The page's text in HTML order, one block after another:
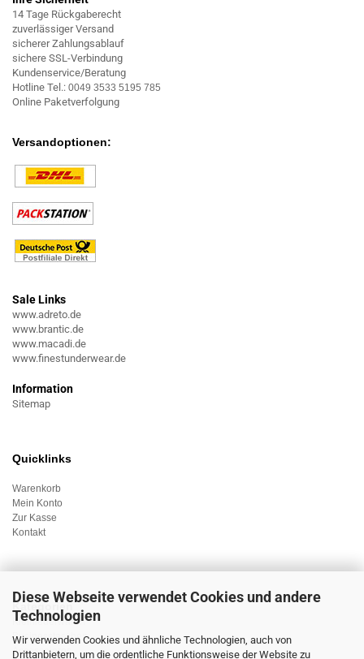
Diese Webseite verwendet Cookies und andere
Technologien
Wir verwenden Cookies und ähnliche Technologien, auch von
Drittanbietern, um die ordentliche Funktionsweise der Website zu
14 Tage Rückgaberecht
zuverlässiger Versand
sicherer Zahlungsablauf
sichere SSL-Verbindung
Kundenservice/Beratung
Hotline Tel.: 0049 3533 5195 785
Online Paketverfolgung
Versandoptionen:
Sale Links
www.adreto.de
www.brantic.de
www.macadi.de
www.finestunderwear.de
Information
Sitemap
Quicklinks
Warenkorb
Mein Konto
Zur Kasse
Kontakt
Kategorien
Kleinlederwaren
Businesstaschen
Accessoieres